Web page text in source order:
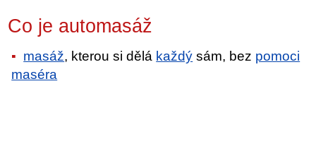
Co je automasáž
masáž, kterou si dělá každý sám, bez pomoci
maséra